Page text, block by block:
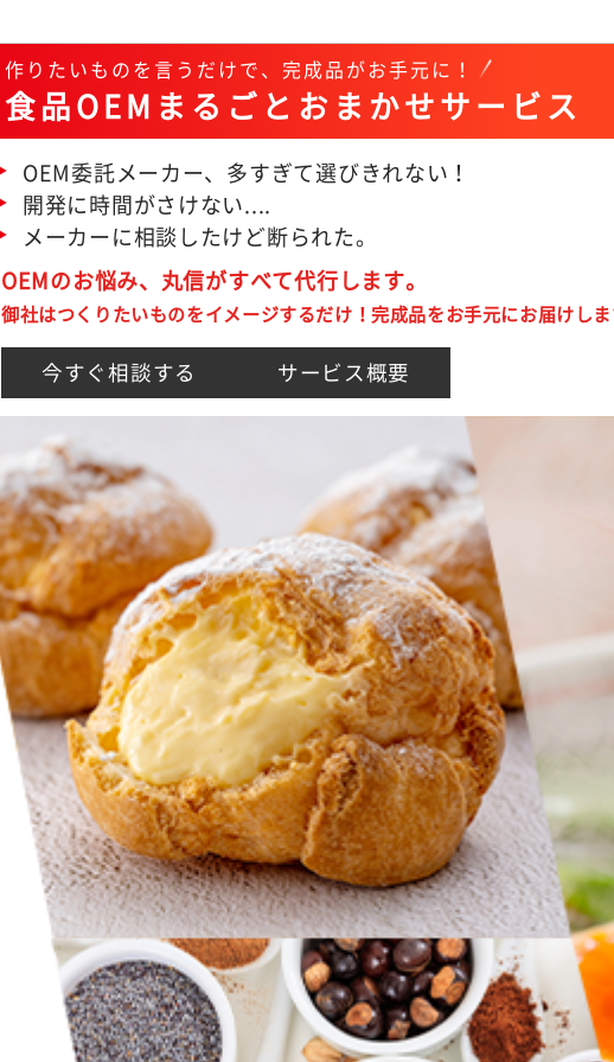
作りたいものを言うだけで、完成品がお手元に！
食品OEMまるごとおまかせサービス
OEM委託メーカー、多すぎて選びきれない！
開発に時間がさけない....
メーカーに相談したけど断られた。
OEMのお悩み、丸信がすべて代行します。
御社はつくりたいものをイメージするだけ！完成品をお手元にお届けし
今すぐ相談する サービス概要